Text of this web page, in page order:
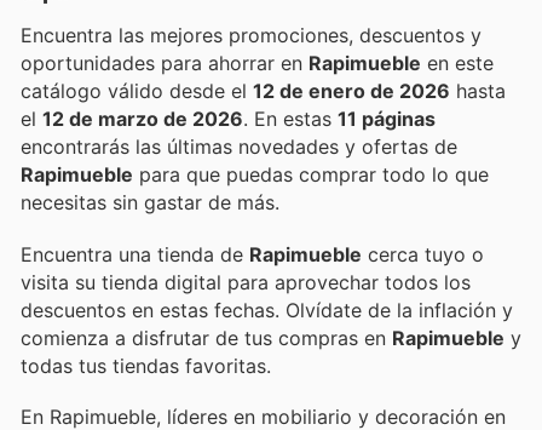
Encuentra las mejores promociones, descuentos y
oportunidades para ahorrar en Rapimueble en este
catálogo válido desde el 12 de enero de 2026 hasta
el 12 de marzo de 2026 . En estas 11 páginas
encontrarás las últimas novedades y ofertas de
Rapimueble para que puedas comprar todo lo que
necesitas sin gastar de más.
Encuentra una tienda de Rapimueble cerca tuyo o
visita su tienda digital para aprovechar todos los
descuentos en estas fechas. Olvídate de la inflación y
comienza a disfrutar de tus compras en Rapimueble y
todas tus tiendas favoritas.
En Rapimueble, líderes en mobiliario y decoración en